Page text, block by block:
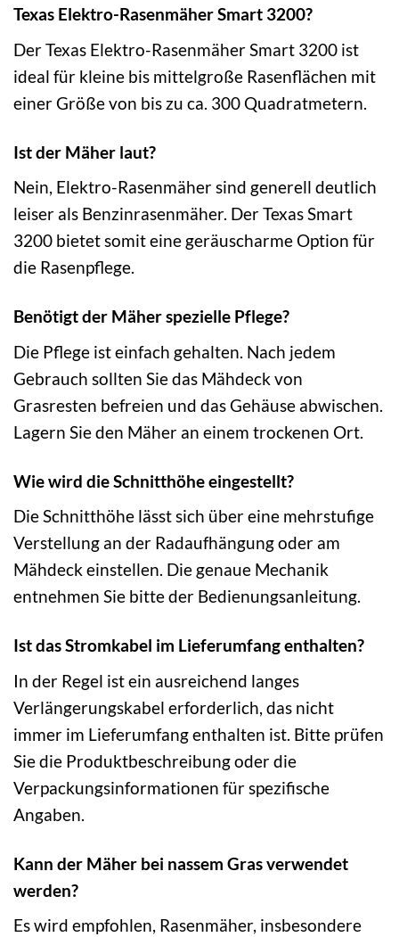
Texas Elektro-Rasenmäher Smart 3200?
Der Texas Elektro-Rasenmäher Smart 3200 ist
ideal für kleine bis mittelgroße Rasenflächen mit
einer Größe von bis zu ca. 300 Quadratmetern.
Ist der Mäher laut?
Nein, Elektro-Rasenmäher sind generell deutlich
leiser als Benzinrasenmäher. Der Texas Smart
3200 bietet somit eine geräuscharme Option für
die Rasenpflege.
Benötigt der Mäher spezielle Pflege?
Die Pflege ist einfach gehalten. Nach jedem
Gebrauch sollten Sie das Mähdeck von
Grasresten befreien und das Gehäuse abwischen.
Lagern Sie den Mäher an einem trockenen Ort.
Wie wird die Schnitthöhe eingestellt?
Die Schnitthöhe lässt sich über eine mehrstufige
Verstellung an der Radaufhängung oder am
Mähdeck einstellen. Die genaue Mechanik
entnehmen Sie bitte der Bedienungsanleitung.
Ist das Stromkabel im Lieferumfang enthalten?
In der Regel ist ein ausreichend langes
Verlängerungskabel erforderlich, das nicht
immer im Lieferumfang enthalten ist. Bitte prüfen
Sie die Produktbeschreibung oder die
Verpackungsinformationen für spezifische
Angaben.
Kann der Mäher bei nassem Gras verwendet
werden?
Es wird empfohlen, Rasenmäher, insbesondere